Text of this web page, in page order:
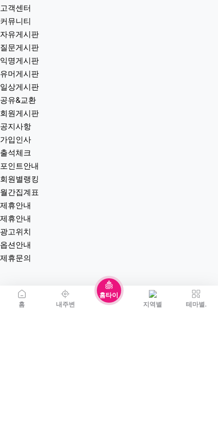
홈 내주변
홈타이
지역별
테마별.
고객센터
커뮤니티
자유게시판
질문게시판
익명게시판
유머게시판
일상게시판
공유&교환
회원게시판
공지사항
가입인사
출석체크
포인트안내
회원별랭킹
월간집계표
제휴안내
제휴안내
광고위치
옵션안내
제휴문의